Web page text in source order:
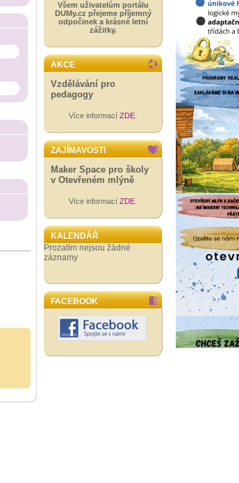
Všem uživatelům portálu
DUMy.cz přejeme příjemný
odpočinek a krásné letní
zážitky.
AKCE
Vzdělávání pro
pedagogy
Více informací ZDE
ZAJÍMAVOSTI
Maker Space pro školy
v Otevřeném mlýně
Více informací ZDE
KALENDÁŘ
Prozatím nejsou žádné
záznamy
FACEBOOK